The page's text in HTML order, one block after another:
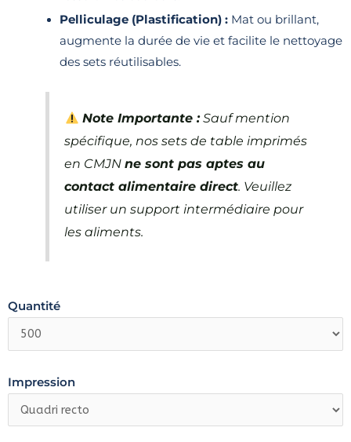
Pelliculage (Plastification) :Mat ou brillant,
augmente la durée de vie et facilite le nettoyage
des sets réutilisables.
Note Importante :Sauf mention
spécifique, nos sets de table imprimés
en CMJNne sont pas aptes au
contact alimentaire direct. Veuillez
utiliser un support intermédiaire pour
les aliments.
Quantité
Impression